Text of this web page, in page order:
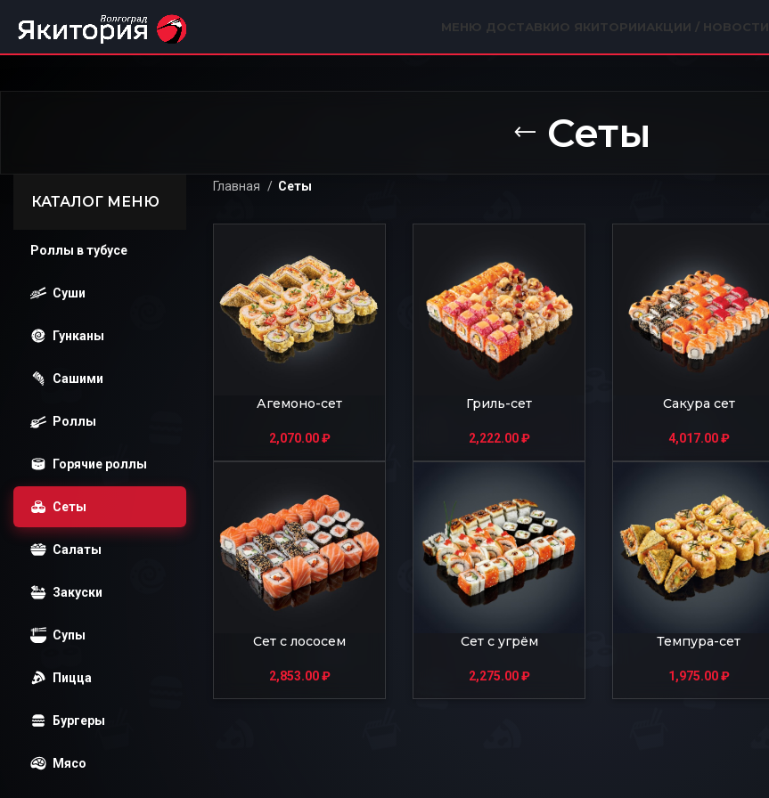
МЕНЮ ДОСТАВКИО ЯКИТОРИИАКЦИИ / НОВОСТИ
Сеты
КАТАЛОГ МЕНЮ
Роллы в тубусе
Суши
Гунканы
Сашими
Роллы
Горячие роллы
Сеты
Салаты
Закуски
Супы
Пицца
Бургеры
Мясо
Главная Сеты
Агемоно-сет
2,070.00₽
Гриль-сет
2,222.00₽
Сакура сет
4,017.00₽
Сет с лососем
2,853.00₽
Сет с угрём
2,275.00₽
Темпура-сет
1,975.00₽